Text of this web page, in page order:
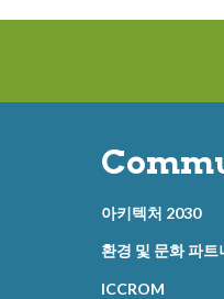
아키텍처 2030
환경 및 문화 파트
ICCROM